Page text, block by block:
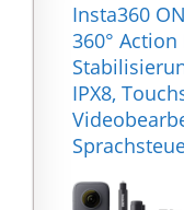
Insta360
360°
IPX8,